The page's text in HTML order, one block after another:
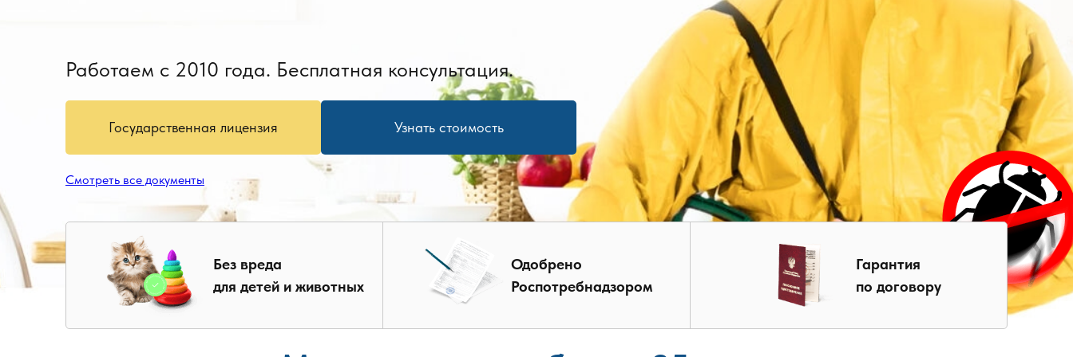
Работаем с 2010 года. Бесплатная консультация.
Государственная лицензия Узнать стоимость
Смотреть все документы
Без вреда
для детей и животных
Одобрено
Роспотребнадзором
Гарантия
по договору